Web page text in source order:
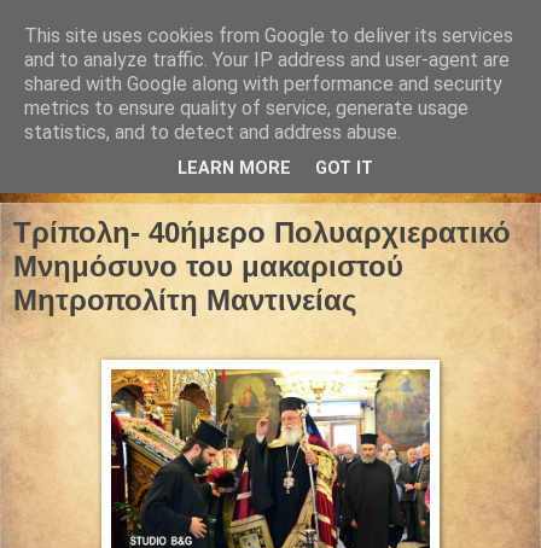
28 Ιανουαρίου 2024
Τρίπολη- 40ήμερο Πολυαρχιερατικό
Μνημόσυνο του μακαριστού
Μητροπολίτη Μαντινείας
This site uses cookies from Google to deliver its services
and to analyze traffic. Your IP address and user-agent are
shared with Google along with performance and security
metrics to ensure quality of service, generate usage
statistics, and to detect and address abuse.
LEARN MORE GOT IT